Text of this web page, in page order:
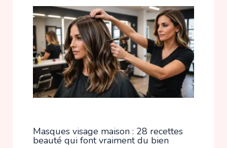
Masques visage maison : 28 recettes
beauté qui font vraiment du bien